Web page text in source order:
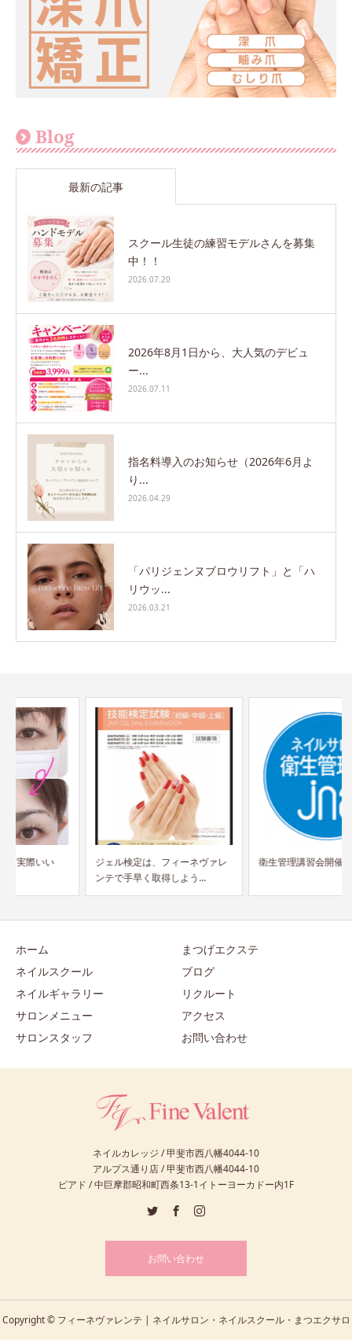
Blog
最新の記事
スクール生徒の練習モデルさんを募集
中！！
2026.07.20
2026年8月1日から、大人気のデビュ
ー...
2026.07.11
指名料導入のお知らせ（2026年6月よ
り...
2026.04.29
「パリジェンヌブロウリフト」と「ハ
リウッ...
2026.03.21
ジェル検定は、フィーネヴァレ
ンテで手早く取得しよう...
衛生管理講習会開催します。
ホーム
ネイルスクール
ネイルギャラリー
サロンメニュー
サロンスタッフ
まつげエクステ
ブログ
リクルート
アクセス
お問い合わせ
ネイルカレッジ / 甲斐市西八幡4044-10
アルプス通り店 / 甲斐市西八幡4044-10
ピアド / 中巨摩郡昭和町西条13-1イトーヨーカドー内1F
お問い合わせ
Copyright © フィーネヴァレンテ | ネイルサロン・ネイルスクール・まつエクサロ